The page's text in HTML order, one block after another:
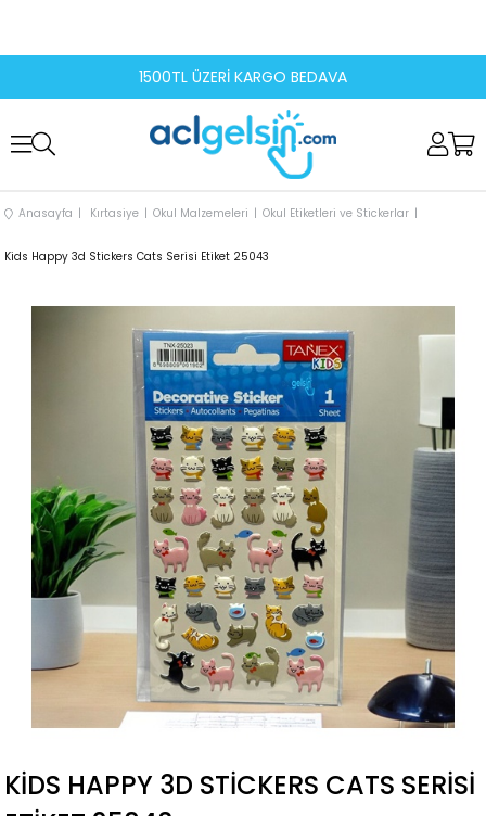
1500TL ÜZERİ KARGO BEDAVA
Anasayfa Kırtasiye Okul Malzemeleri Okul Etiketleri ve Stickerlar
Kids Happy 3d Stickers Cats Serisi Etiket 25043
KIDS HAPPY 3D STICKERS CATS SERISI